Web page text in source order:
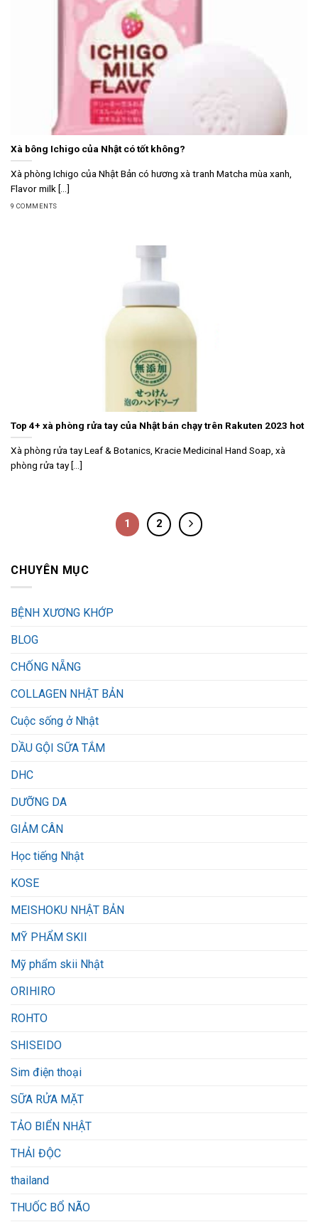
Xà bông Ichigo của Nhật có tốt không?
Xà phòng Ichigo của Nhật Bản có hương xà tranh Matcha mùa xanh,
Flavor milk [...]
9 COMMENTS
Top 4+ xà phòng rửa tay của Nhật bán chạy trên Rakuten 2023 hot
Xà phòng rửa tay Leaf & Botanics, Kracie Medicinal Hand Soap, xà
phòng rửa tay [...]
1 2
CHUYÊN MỤC
BỆNH XƯƠNG KHỚP
BLOG
CHỐNG NẴNG
COLLAGEN NHẬT BẢN
Cuộc sống ở Nhật
DẦU GỘI SỮA TẮM
DHC
DƯỠNG DA
GIẢM CÂN
Học tiếng Nhật
KOSE
MEISHOKU NHẬT BẢN
MỸ PHẨM SKII
Mỹ phẩm skii Nhật
ORIHIRO
ROHTO
SHISEIDO
Sim điện thoại
SỮA RỬA MẶT
TẢO BIỂN NHẬT
THẢI ĐỘC
thailand
THUỐC BỔ NÃO